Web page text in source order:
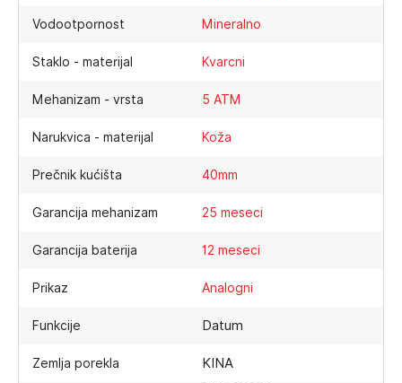
Vodootpornost Mineralno
Staklo - materijal Kvarcni
Mehanizam - vrsta 5 ATM
Narukvica - materijal Koža
Prečnik kućišta 40mm
Garancija mehanizam 25 meseci
Garancija baterija 12 meseci
Prikaz Analogni
Funkcije Datum
Zemlja porekla KINA